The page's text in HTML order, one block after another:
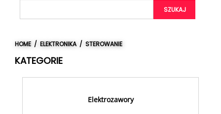
SZUKAJ
HOME / ELEKTRONIKA/ STEROWANIE
KATEGORIE
Elektrozawory